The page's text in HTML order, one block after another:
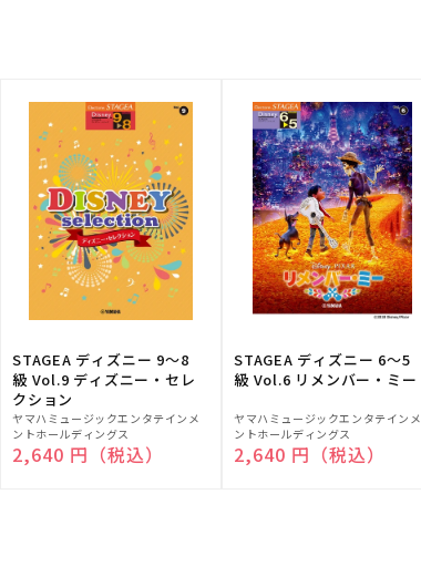
STAGEA ディズニー 9～8
級 Vol.9 ディズニー・セレ
クション
販
売
元:
ヤマハミュージックエンタテインメ
ントホールディングス
通常価格
2,640 円（税込）
STAGEA ディズニー 6～5
級 Vol.6 リメンバー・ミー
販
売
元:
ヤマハミュージックエンタテインメ
ントホールディングス
通常価格
2,640 円（税込）